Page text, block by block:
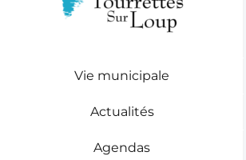
Vie municipale
Actualités
Agendas